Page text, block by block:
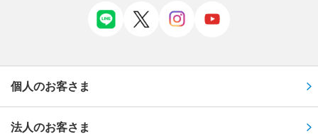
個人のお客さま
法人のお客さま